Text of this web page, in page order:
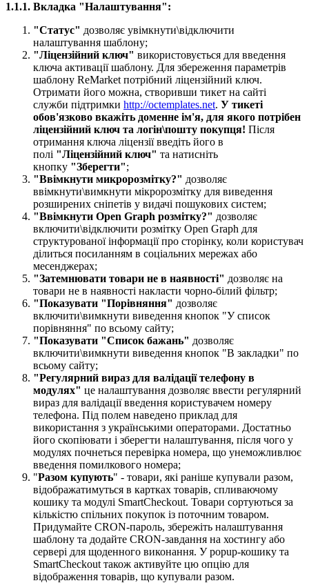
1.1.1. Вкладка "Налаштування":
"Статус" дозволяє увімкнути\відключити
налаштування шаблону;
"Ліцензійний ключ" використовується для введення
ключа активації шаблону. Для збереження параметрів
шаблону ReMarket потрібний ліцензійний ключ.
Отримати його можна, створивши тикет на сайті
служби підтримки http://octemplates.net. У тикеті
обов'язково вкажіть доменне ім'я, для якого потрібен
ліцензійний ключ та логін\пошту покупця!​ Після
отримання ключа ліцензії введіть його в
полі "Ліцензійний ключ" та натисніть
кнопку "Зберегти";
"Ввімкнути микророзмітку?" дозволяє
ввімкнути\вимкнути мікророзмітку для виведення
розширених сніпетів у видачі пошукових систем;
"Ввімкнути Open Graph розмітку?" дозволяє
включити\відключити розмітку Open Graph для
структурованої інформації про сторінку, коли користувач
ділиться посиланням в соціальних мережах або
месенджерах;
"Затемнювати товари не в наявності" дозволяє на
товари не в наявності накласти чорно-білий фільтр;
"Показувати "Порівняння" дозволяє
включити\вимкнути виведення кнопок "У список
порівняння" по всьому сайту;
"Показувати "Список бажань" дозволяє
включити\вимкнути виведення кнопок "В закладки" по
всьому сайту;
"Регулярний вираз для валідації телефону в
модулях" це налаштування дозволяє ввести регулярний
вираз для валідації введення користувачем номеру
телефона. Під полем наведено приклад для
використання з українськими операторами. Достатньо
його скопіювати і зберегти налаштування, після чого у
модулях почнеться перевірка номера, що унеможливлює
введення помилкового номера;
"Разом купують" - товари, які раніше купували разом,
відображатимуться в картках товарів, спливаючому
кошику та модулі SmartCheckout. Товари сортуються за
кількістю спільних покупок із поточним товаром.
Придумайте CRON-пароль, збережіть налаштування
шаблону та додайте CRON-завдання на хостингу або
сервері для щоденного виконання. У popup-кошику та
SmartCheckout також активуйте цю опцію для
відображення товарів, що купували разом.